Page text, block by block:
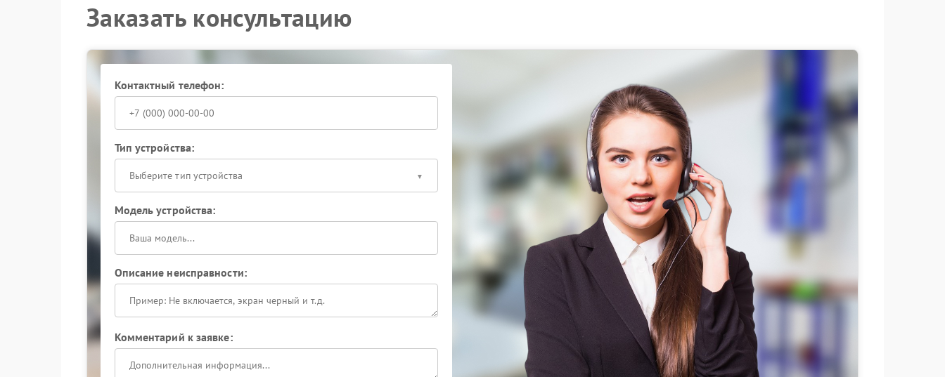
Заказать консультацию
Контактный телефон:
Тип устройства:
Выберите тип устройства
Модель устройства:
Описание неисправности:
Комментарий к заявке: